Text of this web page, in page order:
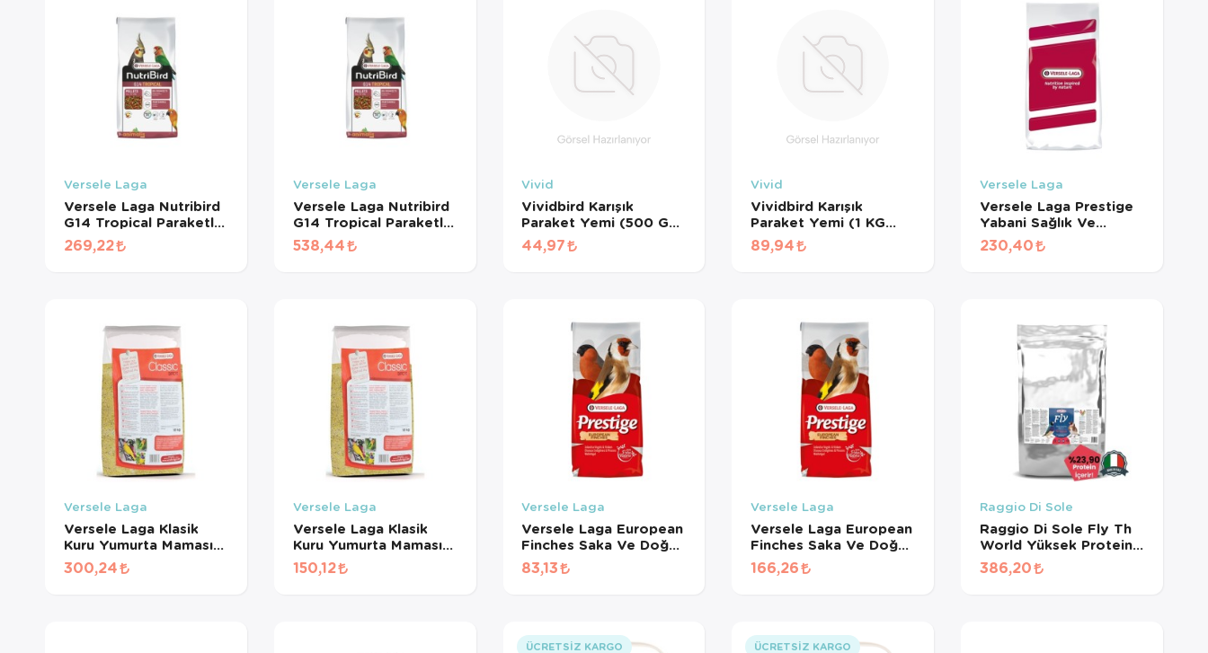
Versele Laga
Versele Laga Nutribird
G14 Tropical Paraketler
İçin Meyveli Pelet Yem
(500 GR BÖLÜNMÜŞ)
269,22
Versele Laga
Versele Laga Nutribird
G14 Tropical Paraketler
İçin Meyveli Pelet Yem
(1 KG BÖLÜNMÜŞ)
538,44
Vivid
Vividbird Karışık
Paraket Yemi (500 GR
BÖLÜNMÜŞ)
44,97
Vivid
Vividbird Karışık
Paraket Yemi (1 KG
BÖLÜNMÜŞ)
89,94
Versele Laga
Versele Laga Prestige
Yabani Sağlık Ve
Kondisyon Tohumları (1
KG BÖLÜNMÜŞ)
230,40
Versele Laga
Versele Laga Klasik
Kuru Yumurta Maması
(1 KG BÖLÜNMÜŞ)
300,24
Versele Laga
Versele Laga Klasik
Kuru Yumurta Maması
(500 GR BÖLÜNMÜŞ)
150,12
Versele Laga
Versele Laga European
Finches Saka Ve Doğa
Kuşu Yemi (500 GR
BÖLÜNMÜŞ)
83,13
Versele Laga
Versele Laga European
Finches Saka Ve Doğa
Kuşu Yemi (1 KG
BÖLÜNMÜŞ)
166,26
Raggio Di Sole
Raggio Di Sole Fly Th
World Yüksek Proteinli
Kurtlu Tohumlu
Premium Doğa Kuşu
386,20
ÜCRETSIZ KARGO ÜCRETSIZ KARGO